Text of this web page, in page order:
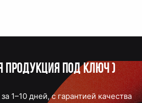
продукция под ключ)
1–10 дней, с гарантией качества